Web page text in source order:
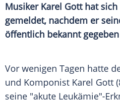
Musiker Karel Gotthat sich
gemeldet, nachdem er
öffentlich bekannt
Vor wenigen Tagen hatte
und Komponist Karel Gott
seine "akute Leukämie"-